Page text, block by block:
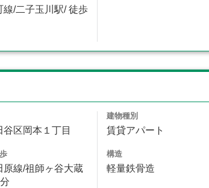
線/二子玉川駅/ 徒歩
区岡本１丁目
原線/祖師ヶ谷大蔵
建物種別
賃貸アパート
構造
軽量鉄骨造